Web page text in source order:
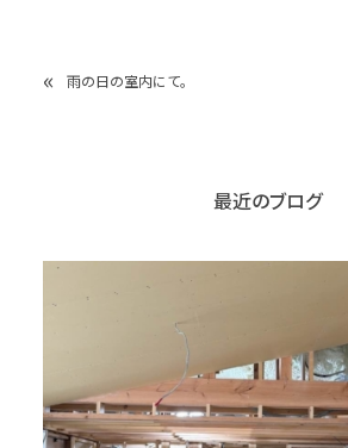
« 雨の日の室内にて。
最近のブログ